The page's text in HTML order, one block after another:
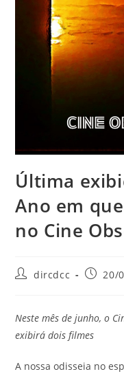
Última
Ano em
no Cine
dircdcc 20/
Neste mês de junho, o
exibirá dois filmes
A nossa odisseia no